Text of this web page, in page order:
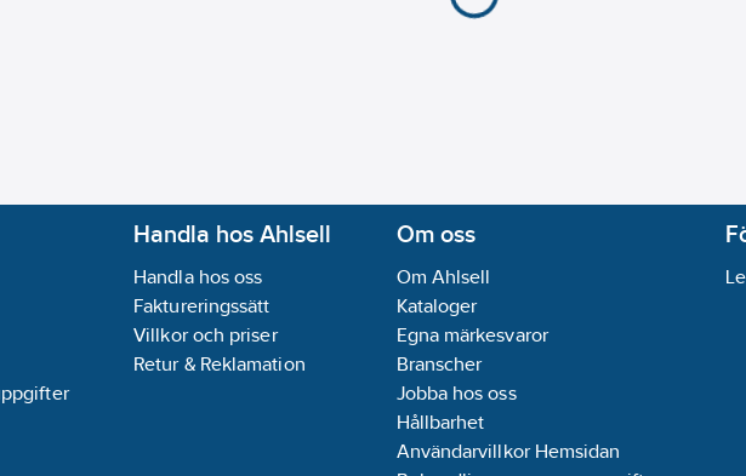
Handla hos Ahlsell
Handla hos oss
Faktureringssätt
Villkor och priser
Retur & Reklamation
Om oss
Om Ahlsell
Kataloger
Egna märkesvaror
Branscher
Jobba hos oss
Hållbarhet
Användarvillkor Hemsidan